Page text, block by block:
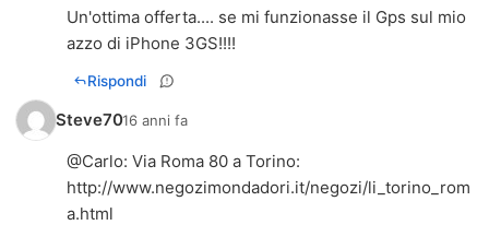
Un'ottima offerta.... se mi funzionasse il Gps sul mio
azzo di iPhone 3GS!!!!
Rispondi
Steve7016 anni fa
@Carlo: Via Roma 80 a Torino:
http://www.negozimondadori.it/negozi/li_torino_rom
a.html